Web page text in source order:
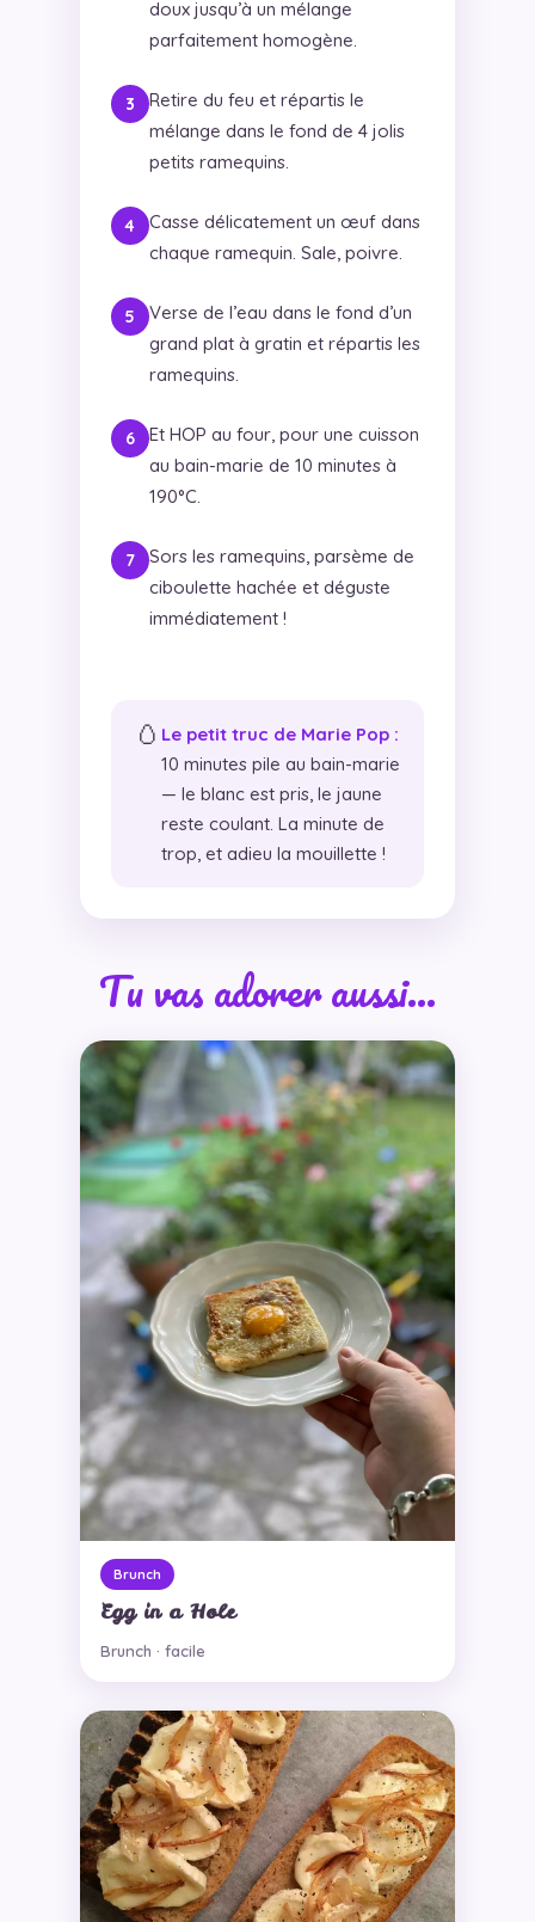
doux jusqu’à un mélange
parfaitement homogène.
Retire du feu et répartis le
mélange dans le fond de 4 jolis
petits ramequins.
Casse délicatement un œuf dans
chaque ramequin. Sale, poivre.
Verse de l’eau dans le fond d’un
grand plat à gratin et répartis les
ramequins.
Et HOP au four, pour une cuisson
au bain-marie de 10 minutes à
190°C.
Sors les ramequins, parsème de
ciboulette hachée et déguste
immédiatement !
🥚 Le petit truc de Marie Pop :
10 minutes pile au bain-marie
— le blanc est pris, le jaune
reste coulant. La minute de
trop, et adieu la mouillette !
Tu vas adorer aussi…
Brunch
Egg in a Hole
Brunch · facile